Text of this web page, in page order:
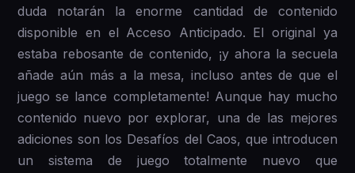
duda notarán la enorme cantidad de contenido
disponible en el Acceso Anticipado. El original ya
estaba rebosante de contenido, ¡y ahora la secuela
añade aún más a la mesa, incluso antes de que el
juego se lance completamente! Aunque hay mucho
contenido nuevo por explorar, una de las mejores
adiciones son los Desafíos del Caos, que introducen
un sistema de juego totalmente nuevo que